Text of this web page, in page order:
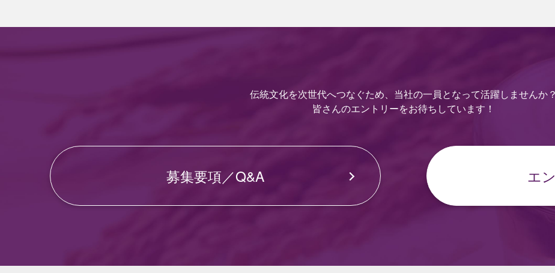
伝統文化を次世代へつなぐため、 当社の一員となって活躍しませんか？
皆さんのエントリーをお待ちしています！
募集要項／Q&A エ